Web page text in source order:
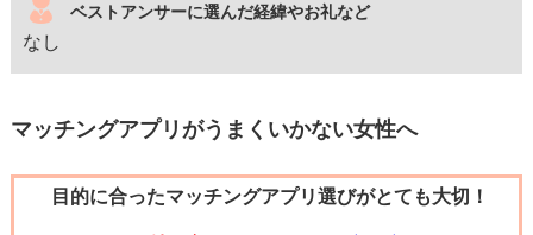
ベストアンサーに選んだ経緯やお礼など
なし
マッチングアプリがうまくいかない女性へ
目的に合ったマッチングアプリ選びがとても大切！